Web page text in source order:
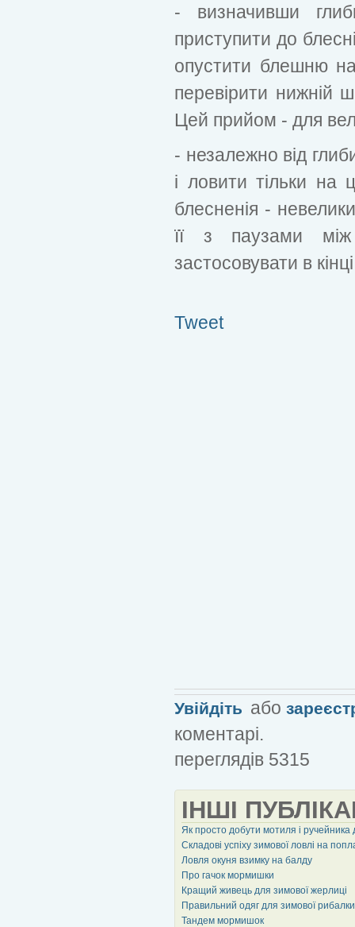
- визначивши
приступити до
опустити блешню
перевірити нижній
Цей прийом - для
- незалежно від
і ловити тільки на
блесненія -
її з паузами між
застосовувати в
Tweet
Увійдіть або
коментарі.
переглядів 5315
ІНШІ
Як просто добути мотиля і ручейника
Складові успіху зимової ловлі на
Ловля окуня взимку на балду
Про гачок мормишки
Кращий живець для зимової жерлиці
Правильний одяг для зимової рибалки
Тандем мормишок